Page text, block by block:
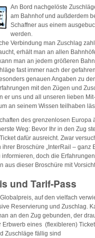
An Bord nachgelöste
am Bahnhof und außderdem
Schaffner aus einem
werden.
Verbindung man Zuschlag
erhält man an allen
man an jedem größeren
fast immer nach der
genauen Angaben zu
mit den Zügen und
er uns und all unseren lieben
an seinem Wissen teilhaben
des grenzenlosen Europa
Weg: Bevor Ihr in den Zug
dafür ausreicht. Zwar
ihrer Broschüre „InterRail – ganz
doch die
aus dieser Broschüre mit
und Tarif-Pass
auf den vielfach
Reservierung und Zuschlag.
an den Zug gebunden, der
Erbwerb eines (flexibleren)
Zuschläge fällig sind